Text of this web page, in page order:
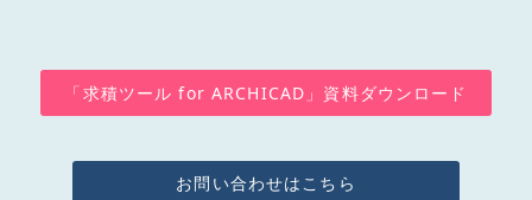
「求積ツール for ARCHICAD」資料ダウンロード
お問い合わせはこちら